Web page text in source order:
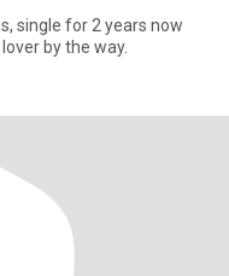
single for 2 years now
by the way.